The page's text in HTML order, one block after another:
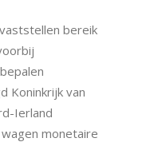
bereik
Koninkrijk van
Ierland
monetaire